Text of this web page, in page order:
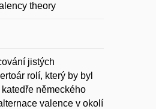
theory
jistých
rolí, který by byl
německého
valence v okolí